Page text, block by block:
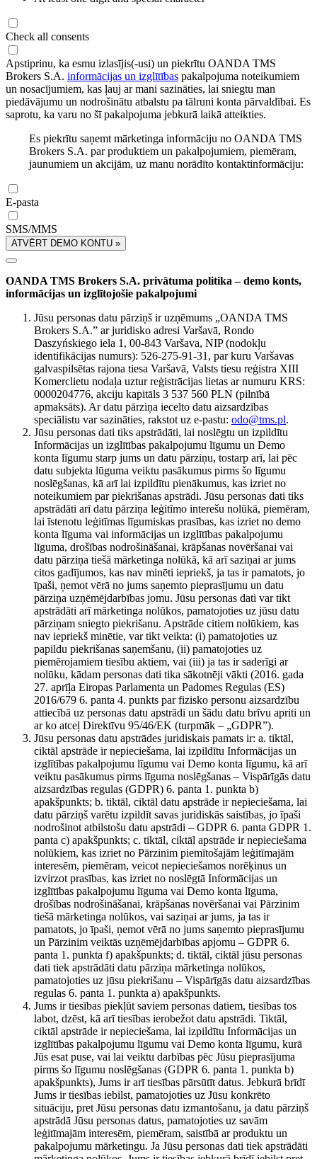
Check all consents
Apstiprinu, ka esmu izlasījis(-usi) un piekrītu OANDA TMS
Brokers S.A. informācijas un izglītības pakalpojuma noteikumiem
un nosacījumiem, kas ļauj ar mani sazināties, lai sniegtu man
piedāvājumu un nodrošinātu atbalstu pa tālruni konta pārvaldībai. Es
saprotu, ka varu no šī pakalpojuma jebkurā laikā atteikties.
Es piekrītu saņemt mārketinga informāciju no OANDA TMS
Brokers S.A. par produktiem un pakalpojumiem, piemēram,
jaunumiem un akcijām, uz manu norādīto kontaktinformāciju:
E-pasta
SMS/MMS
ATVĒRT DEMO KONTU »
OANDA TMS Brokers S.A. privātuma politika – demo konts,
informācijas un izglītojošie pakalpojumi
Jūsu personas datu pārziņš ir uzņēmums „OANDA TMS
Brokers S.A.” ar juridisko adresi Varšavā, Rondo
Daszyńskiego iela 1, 00-843 Varšava, NIP (nodokļu
identifikācijas numurs): 526-275-91-31, par kuru Varšavas
galvaspilsētas rajona tiesa Varšavā, Valsts tiesu reģistra XIII
Komerclietu nodaļa uztur reģistrācijas lietas ar numuru KRS:
0000204776, akciju kapitāls 3 537 560 PLN (pilnībā
apmaksāts). Ar datu pārziņa iecelto datu aizsardzības
speciālistu var sazināties, rakstot uz e-pastu: odo@tms.pl.
Jūsu personas dati tiks apstrādāti, lai noslēgtu un izpildītu
Informācijas un izglītības pakalpojumu līgumu un Demo
konta līgumu starp jums un datu pārziņu, tostarp arī, lai pēc
datu subjekta lūguma veiktu pasākumus pirms šo līgumu
noslēgšanas, kā arī lai izpildītu pienākumus, kas izriet no
noteikumiem par piekrišanas apstrādi. Jūsu personas dati tiks
apstrādāti arī datu pārziņa leģitīmo interešu nolūkā, piemēram,
lai īstenotu leģitīmas līgumiskas prasības, kas izriet no demo
konta līguma vai informācijas un izglītības pakalpojumu
līguma, drošības nodrošināšanai, krāpšanas novēršanai vai
datu pārziņa tiešā mārketinga nolūkā, kā arī saziņai ar jums
citos gadījumos, kas nav minēti iepriekš, ja tas ir pamatots, jo
īpaši, ņemot vērā no jums saņemto pieprasījumu un datu
pārziņa uzņēmējdarbības jomu. Jūsu personas dati var tikt
apstrādāti arī mārketinga nolūkos, pamatojoties uz jūsu datu
pārziņam sniegto piekrišanu. Apstrāde citiem nolūkiem, kas
nav iepriekš minētie, var tikt veikta: (i) pamatojoties uz
papildu piekrišanas saņemšanu, (ii) pamatojoties uz
piemērojamiem tiesību aktiem, vai (iii) ja tas ir saderīgi ar
nolūku, kādam personas dati tika sākotnēji vākti (2016. gada
27. aprīļa Eiropas Parlamenta un Padomes Regulas (ES)
2016/679 6. panta 4. punkts par fizisko personu aizsardzību
attiecībā uz personas datu apstrādi un šādu datu brīvu apriti un
ar ko atceļ Direktīvu 95/46/EK (turpmāk – „GDPR”).
Jūsu personas datu apstrādes juridiskais pamats ir: a. tiktāl,
ciktāl apstrāde ir nepieciešama, lai izpildītu Informācijas un
izglītības pakalpojumu līgumu vai Demo konta līgumu, kā arī
veiktu pasākumus pirms līguma noslēgšanas – Vispārīgās datu
aizsardzības regulas (GDPR) 6. panta 1. punkta b)
apakšpunkts; b. tiktāl, ciktāl datu apstrāde ir nepieciešama, lai
datu pārziņš varētu izpildīt savas juridiskās saistības, jo īpaši
nodrošinot atbilstošu datu apstrādi – GDPR 6. panta GDPR 1.
panta c) apakšpunkts; c. tiktāl, ciktāl apstrāde ir nepieciešama
nolūkiem, kas izriet no Pārzinim piemītošajām leģitīmajām
interesēm, piemēram, veicot nepieciešamos norēķinus un
izvirzot prasības, kas izriet no noslēgtā Informācijas un
izglītības pakalpojumu līguma vai Demo konta līguma,
drošības nodrošināšanai, krāpšanas novēršanai vai Pārzinim
tiešā mārketinga nolūkos, vai saziņai ar jums, ja tas ir
pamatots, jo īpaši, ņemot vērā no jums saņemto pieprasījumu
un Pārzinim veiktās uzņēmējdarbības apjomu – GDPR 6.
panta 1. punkta f) apakšpunkts; d. tiktāl, ciktāl jūsu personas
dati tiek apstrādāti datu pārziņa mārketinga nolūkos,
pamatojoties uz jūsu piekrišanu – Vispārīgās datu aizsardzības
regulas 6. panta 1. punkta a) apakšpunkts.
Jums ir tiesības piekļūt saviem personas datiem, tiesības tos
labot, dzēst, kā arī tiesības ierobežot datu apstrādi. Tiktāl,
ciktāl apstrāde ir nepieciešama, lai izpildītu Informācijas un
izglītības pakalpojumu līgumu vai Demo konta līgumu, kurā
Jūs esat puse, vai lai veiktu darbības pēc Jūsu pieprasījuma
pirms šo līgumu noslēgšanas (GDPR 6. panta 1. punkta b)
apakšpunkts), Jums ir arī tiesības pārsūtīt datus. Jebkurā brīdī
Jums ir tiesības iebilst, pamatojoties uz Jūsu konkrēto
situāciju, pret Jūsu personas datu izmantošanu, ja datu pārziņš
apstrādā Jūsu personas datus, pamatojoties uz savām
leģitīmajām interesēm, piemēram, saistībā ar produktu un
pakalpojumu mārketingu. Ja Jūsu personas dati tiek apstrādāti